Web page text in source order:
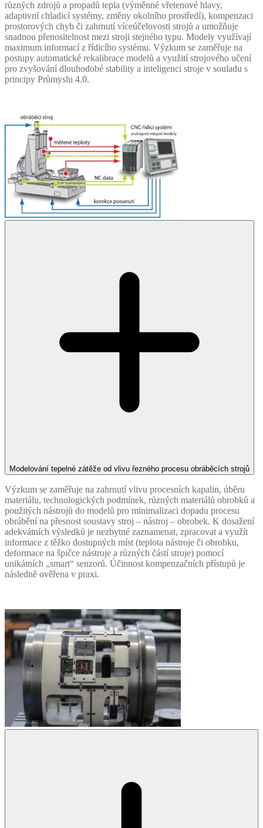
různých zdrojů a propadů tepla (výměnné vřetenové hlavy,
adaptivní chladicí systémy, změny okolního prostředí), kompenzaci
prostorových chyb či zahrnutí víceúčelovosti strojů a umožňuje
snadnou přenositelnost mezi stroji stejného typu. Modely využívají
maximum informací z řídicího systému. Výzkum se zaměřuje na
postupy automatické rekalibrace modelů a využití strojového učení
pro zvyšování dlouhodobé stability a inteligenci stroje v souladu s
principy Průmyslu 4.0.
Modelování tepelné zátěže od vlivu řezného procesu obráběcích strojů
Výzkum se zaměřuje na zahrnutí vlivu procesních kapalin, úběru
materiálu, technologických podmínek, různých materiálů obrobků a
použitých nástrojů do modelů pro minimalizaci dopadu procesu
obrábění na přesnost soustavy stroj – nástroj – obrobek. K dosažení
adekvátních výsledků je nezbytné zaznamenat, zpracovat a využít
informace z těžko dostupných míst (teplota nástroje či obrobku,
deformace na špičce nástroje a různých částí stroje) pomocí
unikátních „smart“ senzorů. Účinnost kompenzačních přístupů je
následně ověřena v praxi.